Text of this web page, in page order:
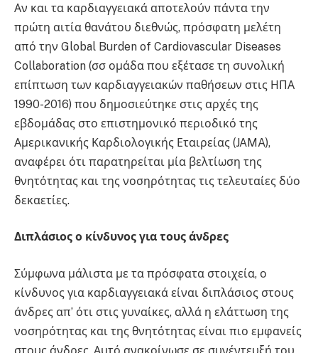
Αν και τα καρδιαγγειακά αποτελούν πάντα την
πρώτη αιτία θανάτου διεθνώς, πρόσφατη μελέτη
από την Global Burden of Cardiovascular Diseases
Collaboration (σσ ομάδα που εξέτασε τη συνολική
επίπτωση των καρδιαγγειακών παθήσεων στις ΗΠΑ
1990-2016) που δημοσιεύτηκε στις αρχές της
εβδομάδας στο επιστημονικό περιοδικό της
Αμερικανικής Καρδιολογικής Εταιρείας (JAMA),
αναφέρει ότι παρατηρείται μία βελτίωση της
θνητότητας και της νοσηρότητας τις τελευταίες δύο
δεκαετίες.
Διπλάσιος ο κίνδυνος για τους άνδρες
Σύμφωνα μάλιστα με τα πρόσφατα στοιχεία, ο
κίνδυνος για καρδιαγγειακά είναι διπλάσιος στους
άνδρες απ’ ότι στις γυναίκες, αλλά η ελάττωση της
νοσηρότητας και της θνητότητας είναι πιο εμφανείς
στους άνδρες. Αυτό ανακοίνωσε σε συνέντευξή του